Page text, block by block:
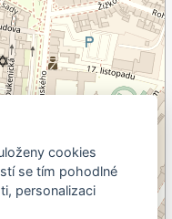
cookies
se tím pohodlné
personalizaci